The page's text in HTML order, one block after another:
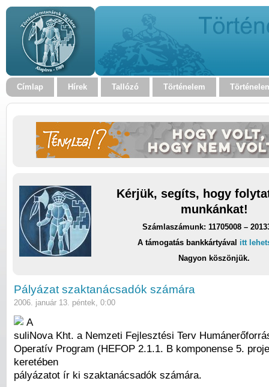
Címlap Hírek Tallózó Történelem
Kérjük, segíts, hogy
munkánkat!
Számlaszámunk: 11705008 –
A támogatás bankkártyával itt
Nagyon köszönjük.
Pályázat szaktanácsadók számára
2006. január 13. péntek, 0:00
A
suliNova Kht. a Nemzeti Fejlesztési Terv
Operatív Program (HEFOP 2.1.1. B komponense 5.
keretében
pályázatot ír ki szaktanácsadók számára.